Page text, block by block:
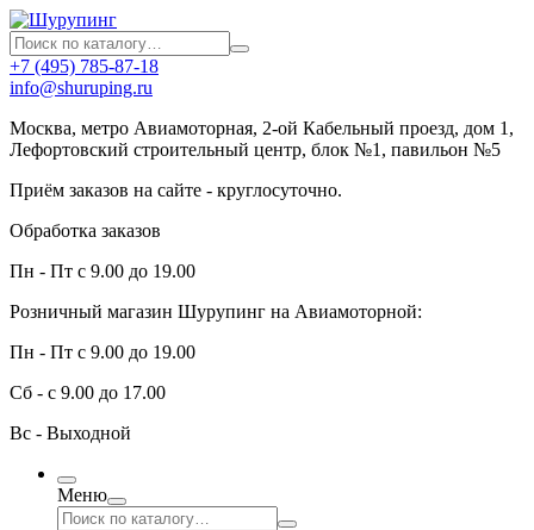
+7 (495) 785-87-18
info@shuruping.ru
Москва, метро Авиамоторная, 2-ой Кабельный проезд, дом 1,
Лефортовский строительный центр, блок №1, павильон №5
Приём заказов на сайте - круглосуточно.
Обработка заказов
Пн - Пт с 9.00 до 19.00
Розничный магазин Шурупинг на Авиамоторной:
Пн - Пт с 9.00 до 19.00
Сб - с 9.00 до 17.00
Вс - Выходной
Меню